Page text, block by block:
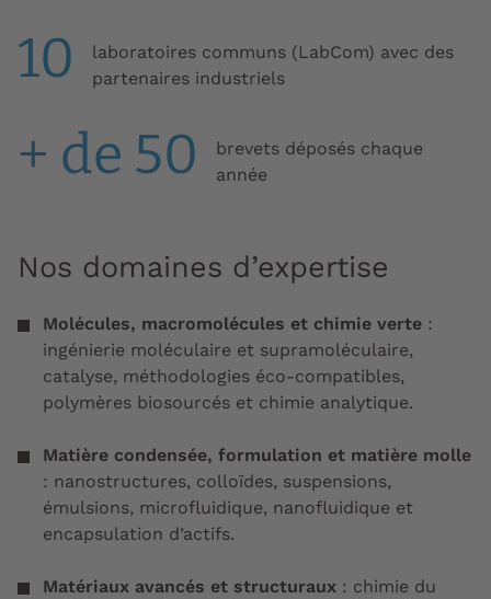
10
laboratoires communs (LabCom) avec des
partenaires industriels
+ de 50
brevets déposés chaque
année
Nos domaines d’expertise
Molécules, macromolécules et chimie verte :
ingénierie moléculaire et supramoléculaire,
catalyse, méthodologies éco-compatibles,
polymères biosourcés et chimie analytique.
Matière condensée, formulation et matière molle
: nanostructures, colloïdes, suspensions,
émulsions, microfluidique, nanofluidique et
encapsulation d’actifs.
Matériaux avancés et structuraux : chimie du